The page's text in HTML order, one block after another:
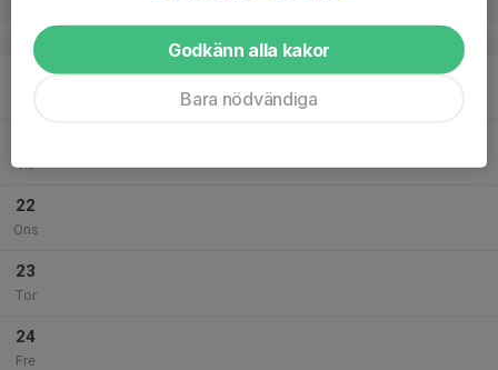
Tis
22
Ons
23
Tor
24
Fre
Godkänn alla kakor
Bara nödvändiga